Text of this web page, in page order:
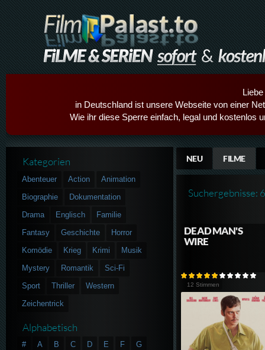
in Deutschland ist unsere Webseite von einer
Wie ihr diese Sperre einfach, legal und kostenlos
NEU FILME
Suchergebnisse:
DEAD MAN'S
WIRE
12 Stimmen
Kategorien
Abenteuer Action
Animation
Biographie
Dokumentation
Drama
Englisch
Familie
Fantasy
Geschichte
Horror
Komödie
Krieg Krimi
Musik
Mystery
Romantik
Sci-Fi
Sport
Thriller
Western
Zeichentrick
Alphabetisch
# A B C D E F
G